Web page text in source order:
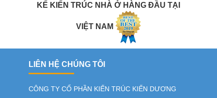
KẾ KIẾN TRÚC NHÀ Ở HÀNG ĐẦU TẠI
VIỆT NAM
LIÊN HỆ CHÚNG TÔI
CÔNG TY CỔ PHẦN KIẾN TRÚC KIẾN DƯƠNG